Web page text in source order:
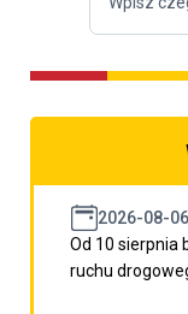
2026-08-06
Od 10 sierpnia
ruchu